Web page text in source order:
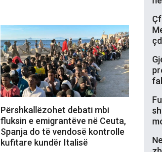
Përshkallëzohet debati mbi
fluksin e emigrantëve në Ceuta,
Spanja do të vendosë kontrolle
kufitare kundër Italisë